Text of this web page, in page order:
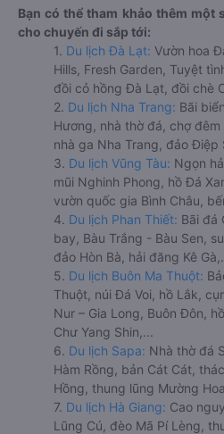
Bạn có thể tham khảo thêm một
cho chuyến đi sắp tới:
1. Du lịch Đà Lạt: Vườn hoa
Hills, Fresh Garden, Tuyệt
đồi cỏ hồng Đà Lạt, đồi chè
2. Du lịch Nha Trang: Bãi
Hương, nhà thờ đá, chợ đêm
nhà ga Nha Trang, đảo Điệp
3. Du lịch Vũng Tàu: Ngọn
mũi Nghinh Phong, hồ Đá
vườn quốc gia Bình Châu,
4. Du lịch Phan Thiết: Bãi đá
bay, Bàu Trắng - Bàu Sen,
đảo Hòn Bà, hải đăng Kê
5. Du lịch Buôn Ma Thuột:
Thuột, núi Đá Voi, hồ Lắk,
Nur – Gia Long, Buôn Đôn,
Chư Yang Shin,...
6. Du lịch Sapa: Nhà thờ đá
Hàm Rồng, bản Cát Cát,
Hồng, thung lũng Mường
7. Du lịch Hà Giang: Cao
Lũng Cú, đèo Mã Pí Lèng,